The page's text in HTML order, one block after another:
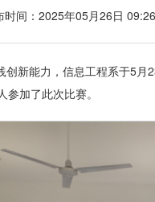
时间：2025年05月26日
新能力，信息工程系于5
加了此次比赛。